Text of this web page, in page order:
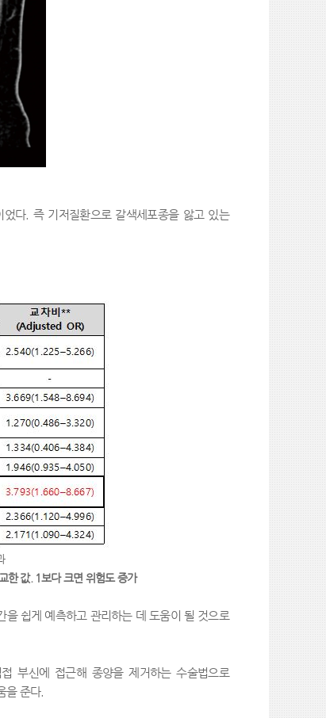
었다. 즉 기저질환으로 갈색세포종을 앓고 있는
한 값. 1보다 크면 위험도 증가
쉽게 예측하고 관리하는 데 도움이 될 것으로
부신에 접근해 종양을 제거하는 수술법으로
을 준다.